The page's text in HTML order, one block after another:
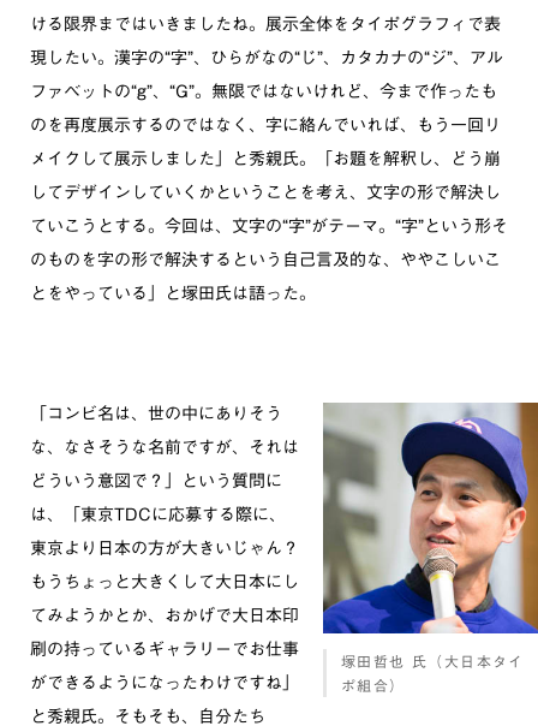
ける限界まではいきましたね。展示全体をタイポグラフィで表
現したい。漢字の“字”、ひらがなの“じ”、カタカナの“ジ”、アル
ファベットの“g”、“G”。無限ではないけれど、今まで作ったも
のを再度展示するのではなく、字に絡んでいれば、もう一回リ
メイクして展示しました」と秀親氏。「お題を解釈し、どう崩
してデザインしていくかということを考え、文字の形で解決し
ていこうとする。今回は、文字の“字”がテーマ。“字”という形そ
のものを字の形で解決するという自己言及的な、ややこしいこ
とをやっている」と塚田氏は語った。
塚田哲也 氏（大日本タイ
ポ組合）
「コンビ名は、世の中にありそう
な、なさそうな名前ですが、それは
どういう意図で？」という質問に
は、「東京TDCに応募する際に、
東京より日本の方が大きいじゃん？
もうちょっと大きくして大日本にし
てみようかとか、おかげで大日本印
刷の持っているギャラリーでお仕事
ができるようになったわけですね」
と秀親氏。そもそも、自分たち